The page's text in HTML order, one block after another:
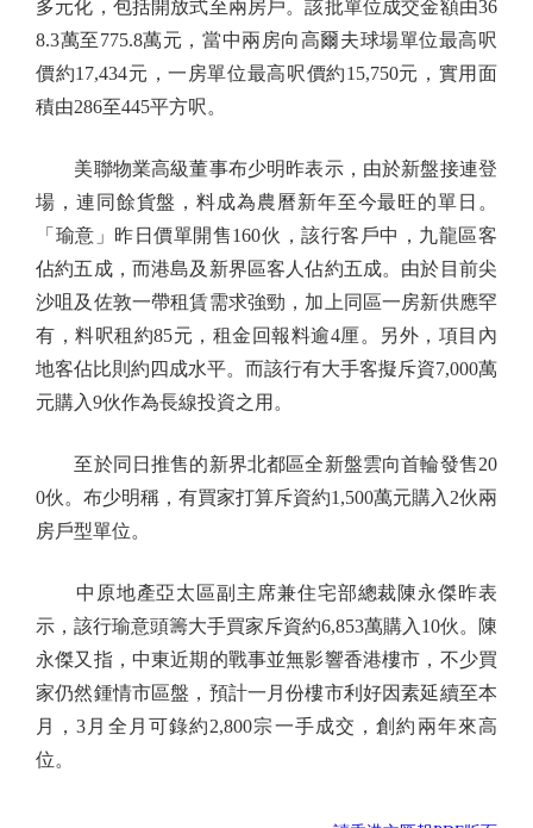
多元化，包括開放式至兩房戶。該批單位成交金額由36
8.3萬至775.8萬元，當中兩房向高爾夫球場單位最高呎
價約17,434元，一房單位最高呎價約15,750元，實用面
積由286至445平方呎。
美聯物業高級董事布少明昨表示，由於新盤接連登
場，連同餘貨盤，料成為農曆新年至今最旺的單日。
「瑜意」昨日價單開售160伙，該行客戶中，九龍區客
佔約五成，而港島及新界區客人佔約五成。由於目前尖
沙咀及佐敦一帶租賃需求強勁，加上同區一房新供應罕
有，料呎租約85元，租金回報料逾4厘。另外，項目內
地客佔比則約四成水平。而該行有大手客擬斥資7,000萬
元購入9伙作為長線投資之用。
至於同日推售的新界北都區全新盤雲向首輪發售20
0伙。布少明稱，有買家打算斥資約1,500萬元購入2伙兩
房戶型單位。
中原地產亞太區副主席兼住宅部總裁陳永傑昨表
示，該行瑜意頭籌大手買家斥資約6,853萬購入10伙。陳
永傑又指，中東近期的戰事並無影響香港樓市，不少買
家仍然鍾情市區盤，預計一月份樓市利好因素延續至本
月，3月全月可錄約2,800宗一手成交，創約兩年來高
位。